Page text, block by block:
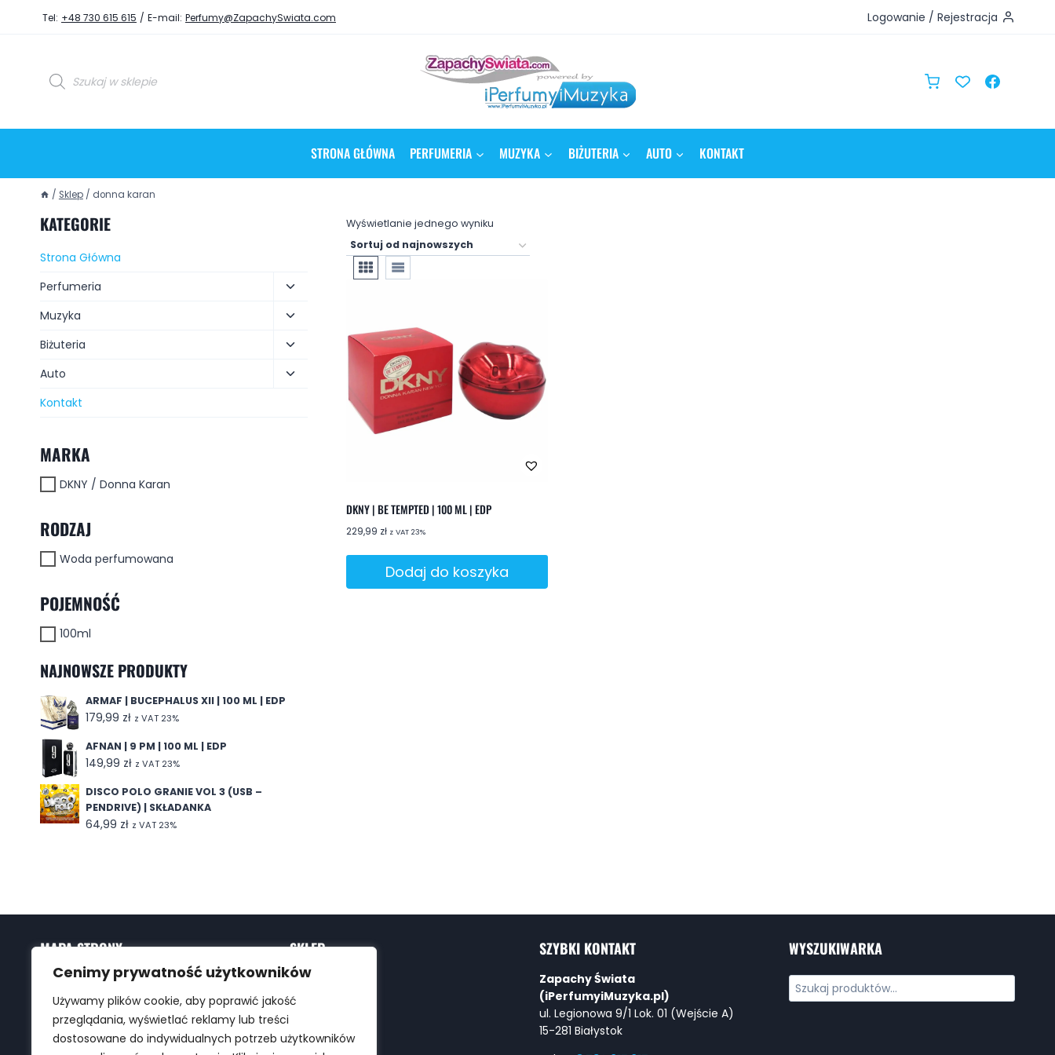
Cenimy prywatność użytkowników
Używamy plików cookie, aby poprawić jakość
przeglądania, wyświetlać reklamy lub treści
dostosowane do indywidualnych potrzeb użytkowników
Tel: +48 730 615 615 / E-mail: Perfumy@ZapachySwiata.com Logowanie / Rejestracja
STRONA GŁÓWNA PERFUMERIA MUZYKA BIŻUTERIA AUTO KONTAKT
/ Sklep / donna karan
Wyświetlanie jednego wyniku
DKNY | BE TEMPTED | 100 ML | EDP
229,99 zł z VAT 23%
Dodaj do koszyka
KATEGORIE
Strona Główna
Perfumeria
Muzyka
Biżuteria
Auto
Kontakt
MARKA
DKNY / Donna Karan
RODZAJ
Woda perfumowana
POJEMNOŚĆ
100ml
NAJNOWSZE PRODUKTY
ARMAF | BUCEPHALUS XII | 100 ML | EDP
179,99 zł z VAT 23%
AFNAN | 9 PM | 100 ML | EDP
149,99 zł z VAT 23%
DISCO POLO GRANIE VOL 3 (USB –
PENDRIVE) | SKŁADANKA
64,99 zł z VAT 23%
MAPA STRONY
Strona Główna
Sklep
Kontakt
Regulamin
SKLEP
Perfumeria
Muzyka
SZYBKI KONTAKT
Zapachy Świata
(iPerfumyiMuzyka.pl)
ul. Legionowa 9/1 Lok. 01 (Wejście A)
15-281 Białystok
WYSZUKIWARKA